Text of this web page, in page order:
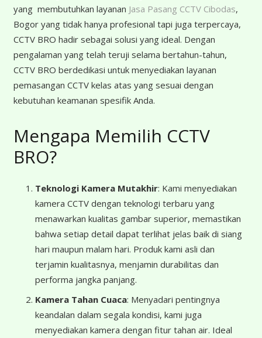
yang membutuhkan layanan Jasa Pasang CCTV Cibodas,
Bogor yang tidak hanya profesional tapi juga terpercaya,
CCTV BRO hadir sebagai solusi yang ideal. Dengan
pengalaman yang telah teruji selama bertahun-tahun,
CCTV BRO berdedikasi untuk menyediakan layanan
pemasangan CCTV kelas atas yang sesuai dengan
kebutuhan keamanan spesifik Anda.
Mengapa Memilih CCTV
BRO?
Teknologi Kamera Mutakhir: Kami menyediakan
kamera CCTV dengan teknologi terbaru yang
menawarkan kualitas gambar superior, memastikan
bahwa setiap detail dapat terlihat jelas baik di siang
hari maupun malam hari. Produk kami asli dan
terjamin kualitasnya, menjamin durabilitas dan
performa jangka panjang.
Kamera Tahan Cuaca: Menyadari pentingnya
keandalan dalam segala kondisi, kami juga
menyediakan kamera dengan fitur tahan air. Ideal